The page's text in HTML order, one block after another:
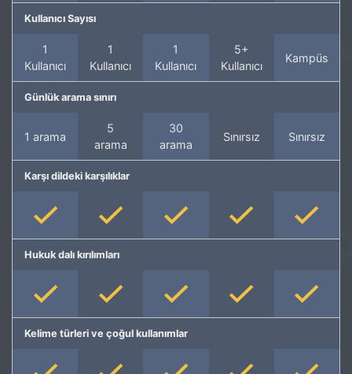
Kullanıcı Sayısı
1
Kullanıcı
1
Kullanıcı
1
Kullanıcı
5+
Kullanıcı
Kampüs
Günlük arama sınırı
1 arama
5
arama
30
arama
Sınırsız Sınırsız
Karşı dildeki karşılıklar
Hukuk dalı kırılımları
Kelime türleri ve çoğul kullanımlar